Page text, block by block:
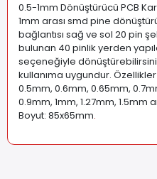
0.5-1mm Dönüştürücü PCB
1mm arası smd pine
bağlantısı sağ ve sol 20 pin
bulunan 40 pinlik yerden
seçeneğiyle
kullanıma uygundur.
0.5mm, 0.6mm, 0.65mm,
0.9mm, 1mm, 1.27mm,
Boyut: 85x65mm.